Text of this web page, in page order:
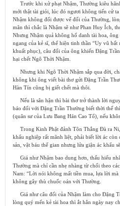
Trước khi xử phạt Nhậm, Thường kiêu
mới thật tài giỏi, lúc đó ngươi không tiến cử
Nhậm không đối được vế đối của Thường,
mãn thì chắc là Nhậm sẽ như Phan Huy Ích,
Nhưng Nhậm quả không hổ danh tài hoa,
ngang của kẻ sĩ, thể hiện tinh thần “Uy vũ
khuất phục), câu đối của ông khiến Đặng
hại chết Ngô Thời Nhậm.
Nhưng khi Ngô Thời Nhậm sắp qua đời,
không khi ông viết bài thơ gửi Đặng Trần
Hàn Tín cũng bị giết chết mà thôi.
Nếu là sân hận thì bài thơ trở thành lời
báo đối với Đặng Trần Thường biết thời thế
(quân sư của Lưu Bang Hán Cao Tổ), nếu
Trong Kinh Phật đảnh Tôn Thắng Đà ra
khẩu nghiệp rất mãnh liệt, phải biết lời ác
sản, vật báu thế gian nhưng lửa giận ác khẩu
Giá như Nhậm bao dung hơn, thấu hiểu
Thường mà chỉ cần nhẹ nhàng từ chối theo
Nam: “Lời nói không mất tiền mua, lựa lời
không gây thù chuốc oán với Thường.
Giá như câu đối của Nhậm làm cho Đặng
lòng quý mến kẻ tài hoa thì ắt hẳn ngày nay